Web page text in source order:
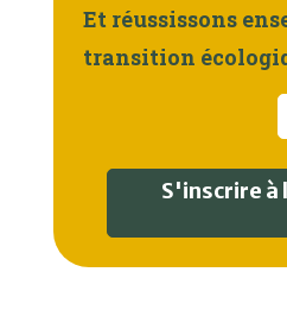
Et réussissons
transition
S'inscrire